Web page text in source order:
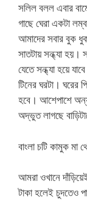
সলিল বলল এবার
গাছে ঘেরা একটা
আমাদের সবার বুক
সাতটায় সন্ধ্যা হয়।
যেতে সন্ধ্যা হয়ে
টিনের ঘরটা। ঘরের
হবে। আশেপাশে
অদ্ভুত লাগছে
বাংলা চটি কামুক মা
আমরা ওখানে
টাকা হলেই চুদতেও